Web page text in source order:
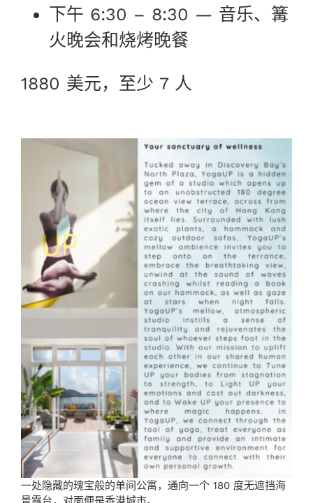
下午 6:30 – 8:30 — 音乐、篝
火晚会和烧烤晚餐
1880 美元，至少 7 人
一处隐藏的瑰宝般的单间公寓，通向一个 180 度无遮挡海